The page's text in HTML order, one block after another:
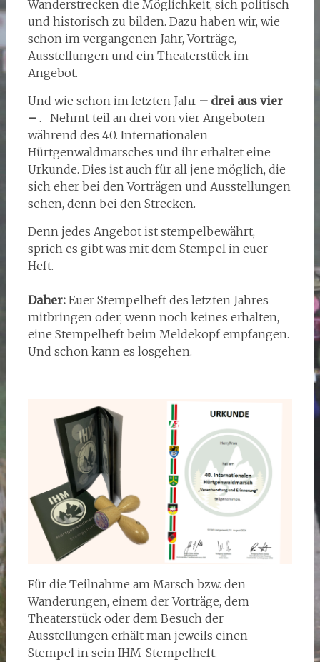
Wanderstrecken die Möglichkeit, sich politisch
und historisch zu bilden. Dazu haben wir, wie
schon im vergangenen Jahr, Vorträge,
Ausstellungen und ein Theaterstück im
Angebot.
Und wie schon im letzten Jahr – drei aus vier
–. Nehmt teil an drei von vier Angeboten
während des 40. Internationalen
Hürtgenwaldmarsches und ihr erhaltet eine
Urkunde. Dies ist auch für all jene möglich, die
sich eher bei den Vorträgen und Ausstellungen
sehen, denn bei den Strecken.
Denn jedes Angebot ist stempelbewährt,
sprich es gibt was mit dem Stempel in euer
Heft.
Daher:Euer Stempelheft des letzten Jahres
mitbringen oder, wenn noch keines erhalten,
eine Stempelheft beim Meldekopf empfangen.
Und schon kann es losgehen.
Für die Teilnahme am Marsch bzw. den
Wanderungen, einem der Vorträge, dem
Theaterstück oder dem Besuch der
Ausstellungen erhält man jeweils einen
Stempel in sein IHM-Stempelheft.